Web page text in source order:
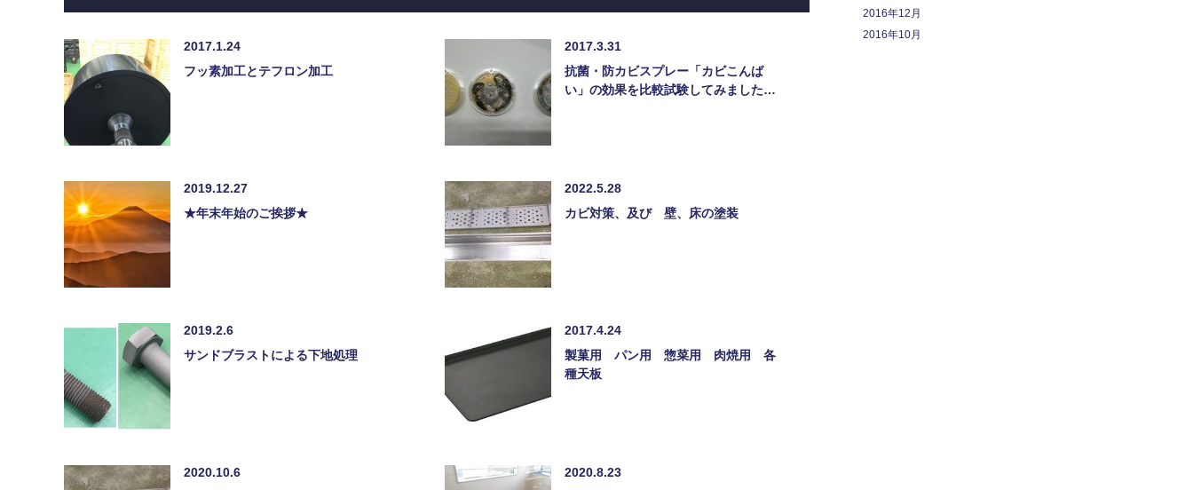
2017.1.24
フッ素加工とテフロン加工
2017.3.31
抗菌・防カビスプレー「カビこんば
い」の効果を比較試験してみました…
2019.12.27
★年末年始のご挨拶★
2022.5.28
カビ対策、及び 壁、床の塗装
2019.2.6
サンドブラストによる下地処理
2017.4.24
製菓用 パン用 惣菜用 肉焼用 各
種天板
2020.10.6 2020.8.23
2016年12月
2016年10月